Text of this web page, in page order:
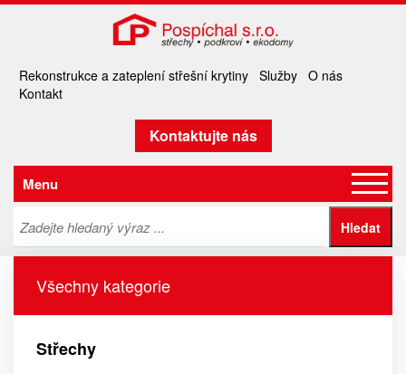
Rekonstrukce a zateplení střešní krytiny Služby O nás
Kontakt
Kontaktujte nás
Menu
Všechny kategorie
Střechy